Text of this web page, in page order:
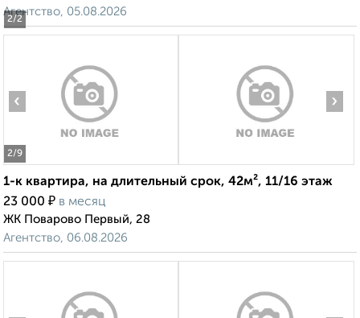
2/2
Агентство, 05.08.2026
2/9
‹ ›
1-к квартира, на длительный срок, 42м², 11/16 этаж
23 000 ₽ в месяц
ЖК Поварово Первый, 28
Агентство, 06.08.2026